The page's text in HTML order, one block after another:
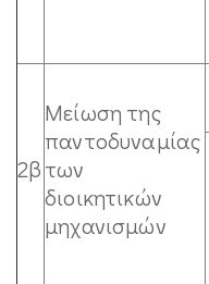
2β
Μείωση της
παντοδυναμίας
των
διοικητικών
μηχανισμών